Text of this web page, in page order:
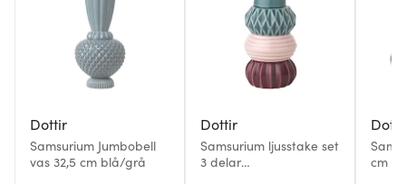
Dottir
Samsurium Jumbobell
vas 32,5 cm blå/grå
Dottir
Samsurium ljusstake set
3 delar
cm